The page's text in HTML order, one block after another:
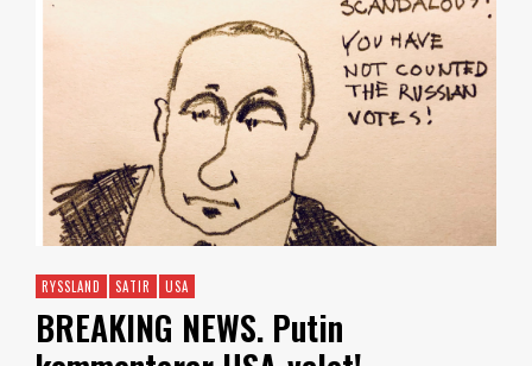
RYSSLAND SATIR USA
BREAKING NEWS. Putin